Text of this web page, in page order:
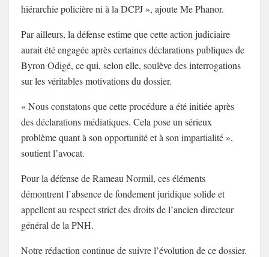
hiérarchie policière ni à la DCPJ », ajoute Me Phanor.
Par ailleurs, la défense estime que cette action judiciaire
aurait été engagée après certaines déclarations publiques de
Byron Odigé, ce qui, selon elle, soulève des interrogations
sur les véritables motivations du dossier.
« Nous constatons que cette procédure a été initiée après
des déclarations médiatiques. Cela pose un sérieux
problème quant à son opportunité et à son impartialité »,
soutient l’avocat.
Pour la défense de Rameau Normil, ces éléments
démontrent l’absence de fondement juridique solide et
appellent au respect strict des droits de l’ancien directeur
général de la PNH.
Notre rédaction continue de suivre l’évolution de ce dossier.